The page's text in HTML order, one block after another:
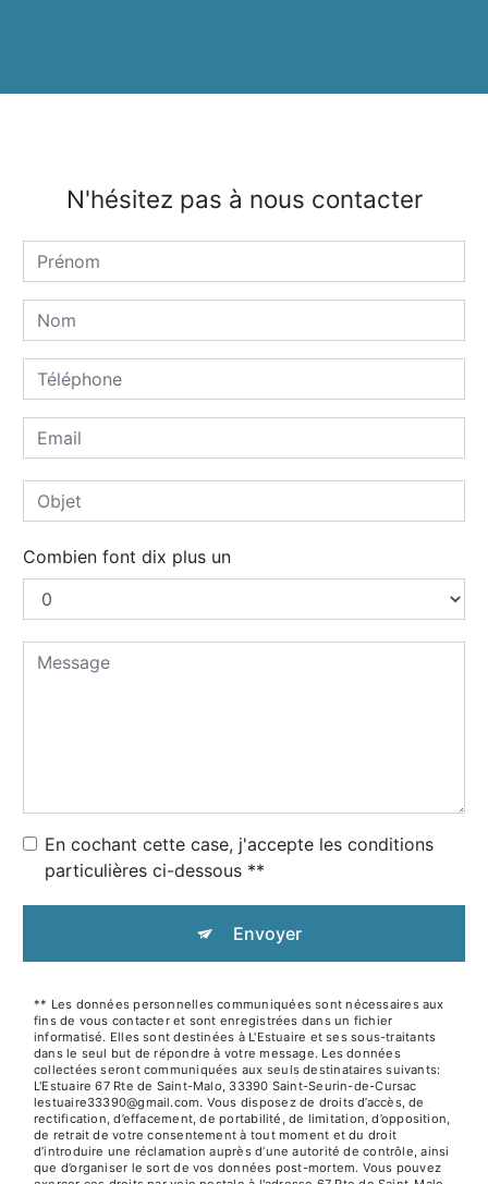
N'hésitez pas à nous contacter
Combien font dix plus un
En cochant cette case, j'accepte les conditions
particulières ci-dessous **
Envoyer
** Les données personnelles communiquées sont nécessaires aux
fins de vous contacter et sont enregistrées dans un fichier
informatisé. Elles sont destinées à L'Estuaire et ses sous-traitants
dans le seul but de répondre à votre message. Les données
collectées seront communiquées aux seuls destinataires suivants:
L'Estuaire 67 Rte de Saint-Malo, 33390 Saint-Seurin-de-Cursac
lestuaire33390@gmail.com. Vous disposez de droits d’accès, de
rectification, d’effacement, de portabilité, de limitation, d’opposition,
de retrait de votre consentement à tout moment et du droit
d’introduire une réclamation auprès d’une autorité de contrôle, ainsi
que d’organiser le sort de vos données post-mortem. Vous pouvez